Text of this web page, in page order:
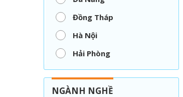
Đồng Tháp
Hà Nội
Hải Phòng
Nghệ An
Thái Nguyên
NGÀNH NGHỀ